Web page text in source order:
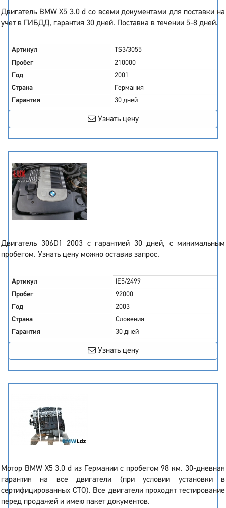
Двигатель BMW X5 3.0 d со всеми документами для поставки на
учет в ГИБДД, гарантия 30 дней. Поставка в течении 5-8 дней.
Артикул
TS3/3055
Пробег
210000
Год
2001
Страна
Германия
Гарантия
30 дней
Узнать цену
Двигатель 306D1 2003 с гарантией 30 дней, с минимальным
пробегом. Узнать цену можно оставив запрос.
Артикул
IE5/2499
Пробег
92000
Год
2003
Страна
Словения
Гарантия
30 дней
Узнать цену
Мотор BMW X5 3.0 d из Германии с пробегом 98 км. 30-дневная
гарантия на все двигатели (при условии установки в
сертифицированных СТО). Все двигатели проходят тестирование
перед продажей и имею пакет документов.